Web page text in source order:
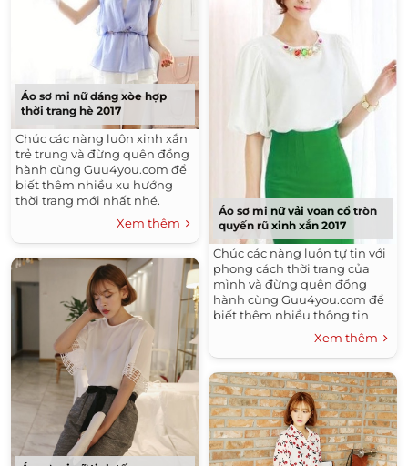
Tóc Cô Dâu Đẹp
Búi Tóc Đẹp
Tóc Nhuộm Đẹp
Thực Đơn Ăn Kiêng
Những Kiểu Móng Tay Đẹp
Những Kiểu Nail Đẹp
Tóc Uốn Đẹp
Tóc Ngang Vai Đẹp
Bộ Sưu Tập Thời Trang Nam Đẹp
Áo Thun Nam Đẹp
Tóc Ngắn Ngang Vai Đẹp
Kiểu Tóc Nam Đẹp
Áo Sơ Mi Nữ Công Sở Đẹp Hàn Quốc 2016
Tóc Xoăn Đẹp
Đầm Đẹp - Váy Đẹp Công Sở Hàn Quốc 2016
Áo Sơ Mi Nam Đẹp
Tóc Tết Đẹp
Áo Khoác Nam Đẹp Hàn Quốc 2015 - 2016 Ấm Áp
Không Lạnh
Tóc Dài Đẹp
Những Kiểu Tóc Nam Đẹp
Tóc Uốn Xoăn Đẹp
Thời Trang Thu Đông Hàn Quốc 2015 - 2016
Tóc Ngắn Đẹp
Thời Trang Hè
Kiểu Tóc Đẹp
Áo sơ mi nữ dáng xòe hợp
thời trang hè 2017
Chúc các nàng luôn xinh xắn
trẻ trung và đừng quên đồng
hành cùng Guu4you.com để
biết thêm nhiều xu hướng
thời trang mới nhất nhé.
Xem thêm
Áo sơ mi nữ vải voan cổ tròn
quyến rũ xinh xắn 2017
Chúc các nàng luôn tự tin với
phong cách thời trang của
mình và đừng quên đồng
hành cùng Guu4you.com để
biết thêm nhiều thông tin
Xem thêm